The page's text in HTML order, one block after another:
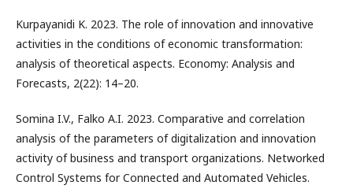
Kurpayanidi K. 2023. The role of innovation and innovative
activities in the conditions of economic transformation:
analysis of theoretical aspects. Economy: Analysis and
Forecasts, 2(22): 14–20.
Somina I.V., Falko A.I. 2023. Comparative and correlation
analysis of the parameters of digitalization and innovation
activity of business and transport organizations. Networked
Control Systems for Connected and Automated Vehicles.